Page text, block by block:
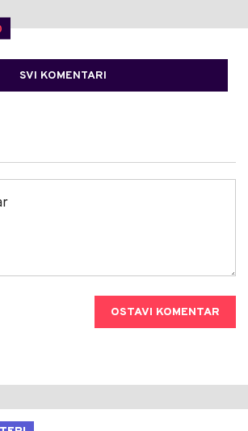
SVI KOMENTARI
OSTAVI KOMENTAR